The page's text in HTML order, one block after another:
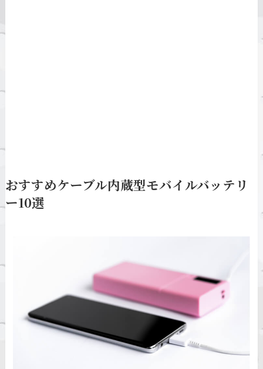
おすすめケーブル内蔵型モバイルバッテリ
ー10選